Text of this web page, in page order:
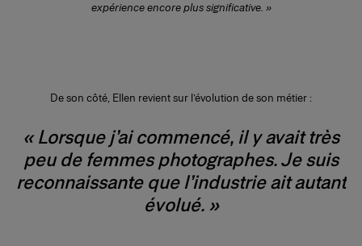
expérience encore plus significative. »
De son côté, Ellen revient sur l’évolution de son métier :
« Lorsque j’ai commencé, il y avait très
peu de femmes photographes. Je suis
reconnaissante que l’industrie ait autant
évolué. »